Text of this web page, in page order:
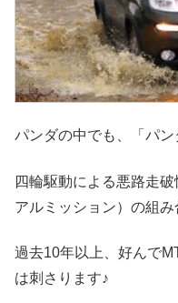
パンダの中でも、「パン
四輪駆動による悪路走
アルミッション）の組み
過去10年以上、好んで
は刺さります♪